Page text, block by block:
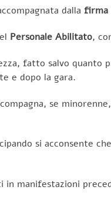
dalla firma
Personale Abilitato,
fatto salvo quanto
e dopo la gara.
se
si acconsente
manifestazioni